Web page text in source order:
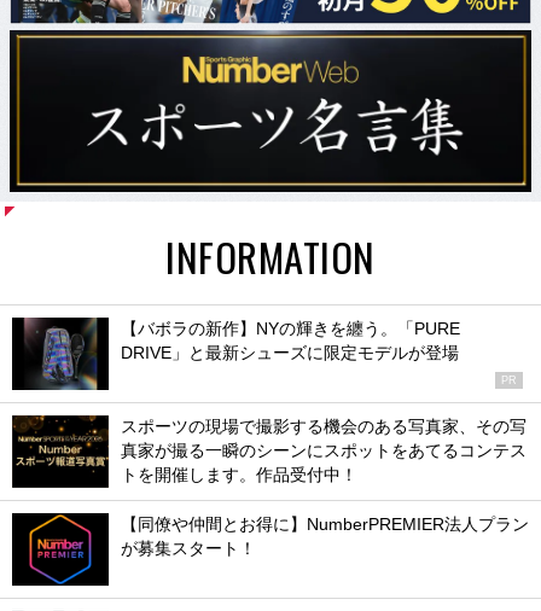
INFORMATION
【バボラの新作】NYの輝きを纏う。「PURE
DRIVE」と最新シューズに限定モデルが登場
PR
スポーツの現場で撮影する機会のある写真家、その写
真家が撮る一瞬のシーンにスポットをあてるコンテス
トを開催します。作品受付中！
【同僚や仲間とお得に】NumberPREMIER法人プラン
が募集スタート！